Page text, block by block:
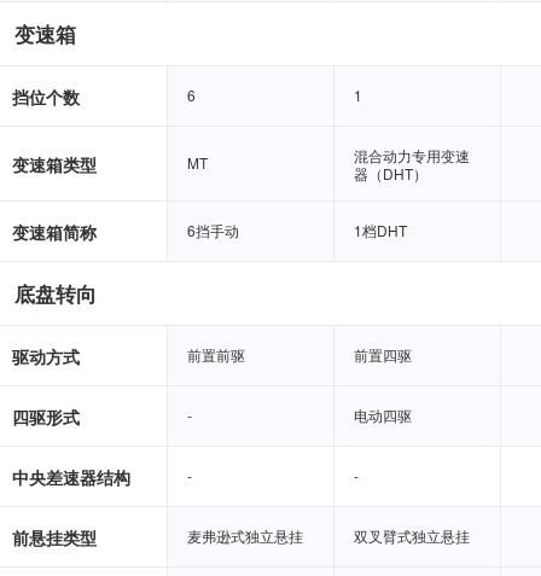
变速箱
挡位个数 6 1
变速箱类型 MT
混合动力专用变速
器（DHT）
变速箱简称 6挡手动 1档DHT
底盘转向
驱动方式 前置前驱 前置四驱
四驱形式 - 电动四驱
中央差速器结构 - -
前悬挂类型 麦弗逊式独立悬挂 双叉臂式独立悬挂
6 1
MT
混合动力专用变速
器（DHT）
6挡手动 1档DHT
前置前驱 前置四驱
- 电动四驱
- -
麦弗逊式独立悬挂 双叉臂式独立悬挂